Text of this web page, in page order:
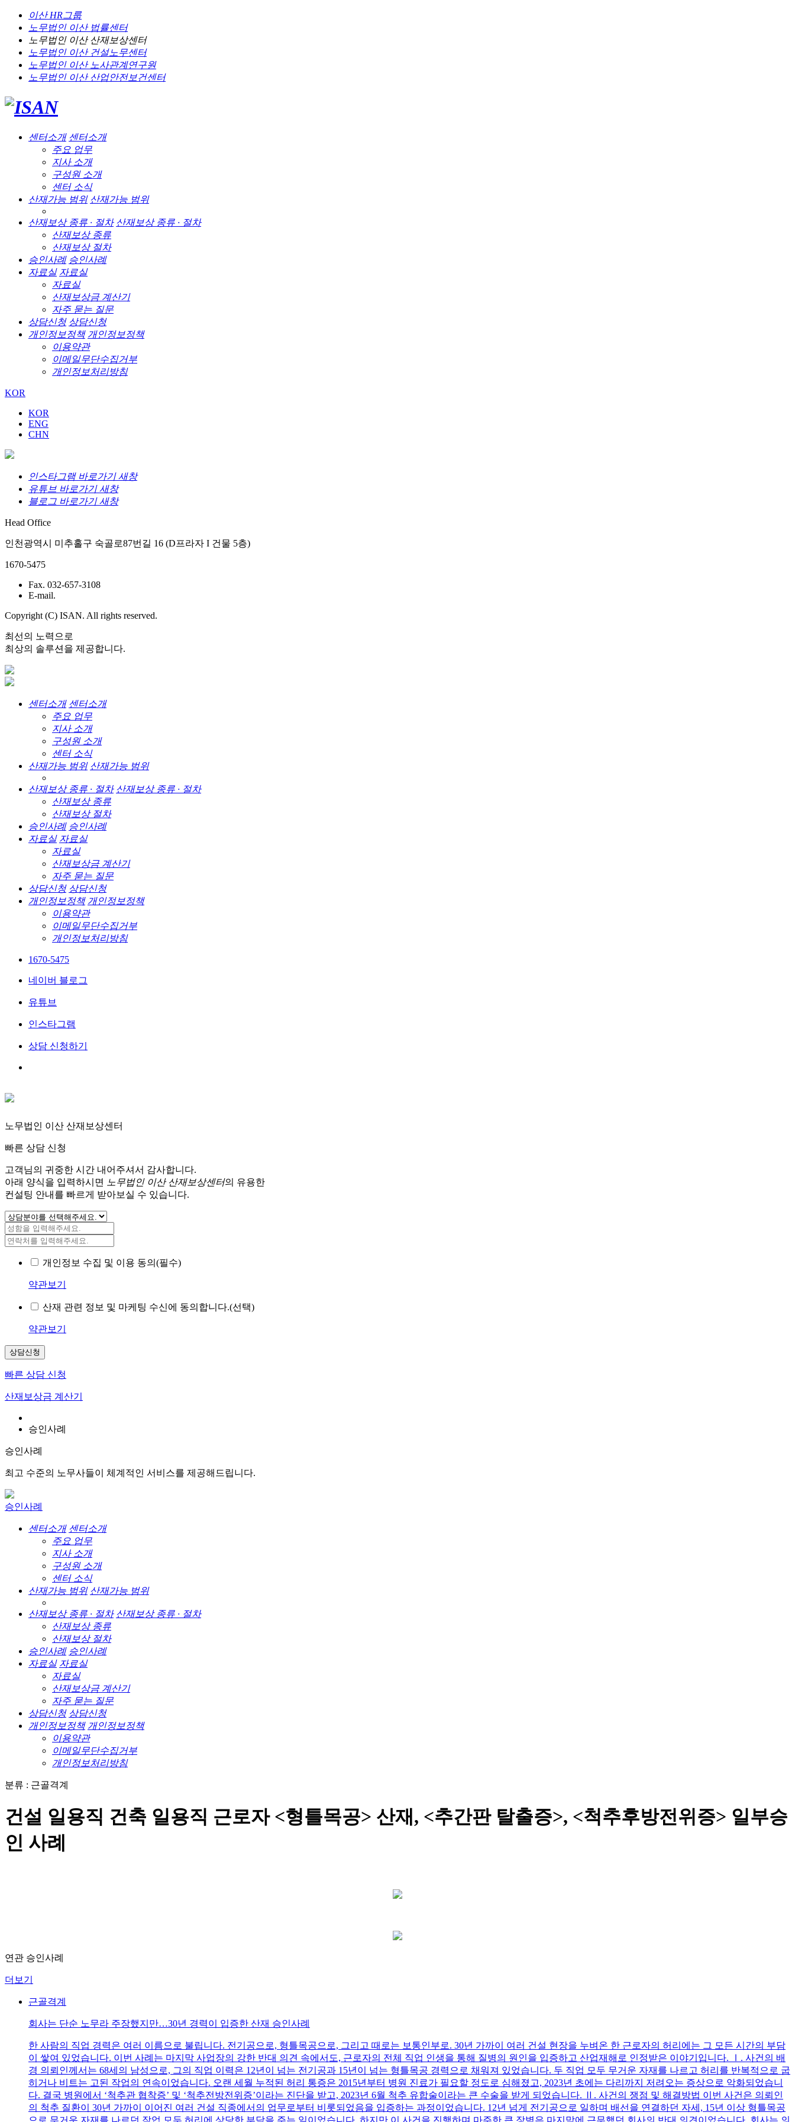
이산 HR그룹
노무법인 이산법률센터
노무법인 이산산재보상센터
노무법인 이산건설노무센터
노무법인 이산노사관계연구원
노무법인 이산산업안전보건센터
센터소개 센터소개
주요 업무
지사 소개
구성원 소개
센터 소식
산재가능 범위 산재가능 범위
산재보상 종류 · 절차 산재보상 종류 · 절차
산재보상 종류
산재보상 절차
승인사례 승인사례
자료실 자료실
자료실
산재보상금 계산기
자주 묻는 질문
상담신청 상담신청
개인정보정책 개인정보정책
이용약관
이메일무단수집거부
개인정보처리방침
KOR
KOR
ENG
CHN
인스타그램 바로가기 새창
유튜브 바로가기 새창
블로그 바로가기 새창
Head Office
인천광역시 미추홀구 숙골로87번길 16 (D프라자 I 건물 5층)
1670-5475
Fax. 032-657-3108
E-mail.
Copyright (C) ISAN. All rights reserved.
최선의 노력으로
최상의 솔루션을 제공합니다.
센터소개 센터소개
주요 업무
지사 소개
구성원 소개
센터 소식
산재가능 범위 산재가능 범위
산재보상 종류 · 절차 산재보상 종류 · 절차
산재보상 종류
산재보상 절차
승인사례 승인사례
자료실 자료실
자료실
산재보상금 계산기
자주 묻는 질문
상담신청 상담신청
개인정보정책 개인정보정책
이용약관
이메일무단수집거부
개인정보처리방침
1670-5475
네이버 블로그
유튜브
인스타그램
상담 신청하기
노무법인 이산 산재보상센터
빠른 상담 신청
고객님의 귀중한 시간 내어주셔서 감사합니다.
아래 양식을 입력하시면
노무법인 이산 산재보상센터의 유용한
컨설팅 안내를 빠르게 받아보실 수 있습니다.
개인정보 수집 및 이용 동의(필수)
약관보기
산재 관련 정보 및 마케팅 수신에 동의합니다.(선택)
약관보기
상담신청
빠른 상담 신청
산재보상금 계산기
승인사례
승인사례
최고 수준의 노무사들이 체계적인 서비스를 제공해드립니다.
승인사례
센터소개 센터소개
주요 업무
지사 소개
구성원 소개
센터 소식
산재가능 범위 산재가능 범위
산재보상 종류 · 절차 산재보상 종류 · 절차
산재보상 종류
산재보상 절차
승인사례 승인사례
자료실 자료실
자료실
산재보상금 계산기
자주 묻는 질문
상담신청 상담신청
개인정보정책 개인정보정책
이용약관
이메일무단수집거부
개인정보처리방침
분류 : 근골격계
건설 일용직 건축 일용직 근로자 <형틀목공> 산재, <추간판 탈출증>, <척추후방전위증> 일부승
인 사례
연관 승인사례
더보기
근골격계
회사는 단순 노무라 주장했지만…30년 경력이 입증한 산재 승인사례
한 사람의 직업 경력은 여러 이름으로 불립니다. 전기공으로, 형틀목공으로, 그리고 때로는 보통인부로. 30년 가까이 여러 건설 현장을 누벼온 한 근로자의 허리에는 그 모든 시간의 부담
이 쌓여 있었습니다. 이번 사례는 마지막 사업장의 강한 반대 의견 속에서도, 근로자의 전체 직업 인생을 통해 질병의 원인을 입증하고 산업재해로 인정받은 이야기입니다. Ⅰ. 사건의 배
경 의뢰인께서는 68세의 남성으로, 그의 직업 이력은 12년이 넘는 전기공과 15년이 넘는 형틀목공 경력으로 채워져 있었습니다. 두 직업 모두 무거운 자재를 나르고 허리를 반복적으로 굽
히거나 비트는 고된 작업의 연속이었습니다. 오랜 세월 누적된 허리 통증은 2015년부터 병원 진료가 필요할 정도로 심해졌고, 2023년 초에는 다리까지 저려오는 증상으로 악화되었습니
다. 결국 병원에서 ‘척추관 협착증’ 및 ‘척추전방전위증’이라는 진단을 받고, 2023년 6월 척추 유합술이라는 큰 수술을 받게 되었습니다. Ⅱ. 사건의 쟁점 및 해결방법 이번 사건은 의뢰인
의 척추 질환이 30년 가까이 이어진 여러 건설 직종에서의 업무로부터 비롯되었음을 입증하는 과정이었습니다. 12년 넘게 전기공으로 일하며 배선을 연결하던 자세, 15년 이상 형틀목공
으로 무거운 자재를 나르던 작업 모두 허리에 상당한 부담을 주는 일이었습니다. 하지만 이 사건을 진행하며 마주한 큰 장벽은 마지막에 근무했던 회사의 반대 의견이었습니다. 회사는 의